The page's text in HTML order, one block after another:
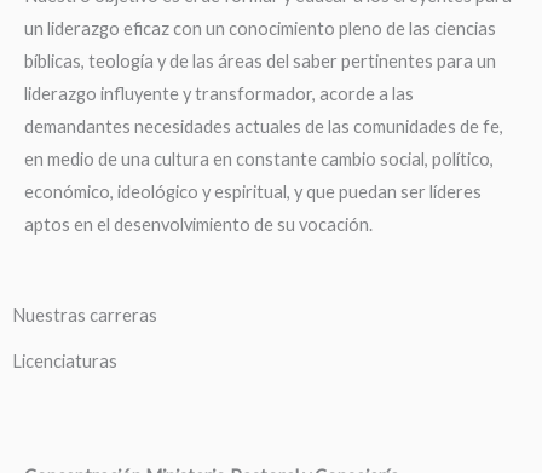
un liderazgo eficaz con un conocimiento pleno de las ciencias
bíblicas, teología y de las áreas del saber pertinentes para un
liderazgo influyente y transformador, acorde a las
demandantes necesidades actuales de las comunidades de fe,
en medio de una cultura en constante cambio social, político,
económico, ideológico y espiritual, y que puedan ser líderes
aptos en el desenvolvimiento de su vocación.
Nuestras carreras
Licenciaturas